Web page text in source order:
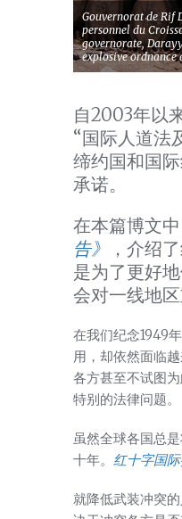
Gouvernorat de Rif
personnel du
governorate,
explosive ordnance
自2003年以
“国际人道法
缔约国和国
承诺。
在本篇博文
告》
，介绍
是为了更好
会对一线地
在我们纪念1949
用，却依然面临
各方甚至不试图
特别的法律问题。
虽然全球各国总
十年。 红十字国
就降低武装冲突